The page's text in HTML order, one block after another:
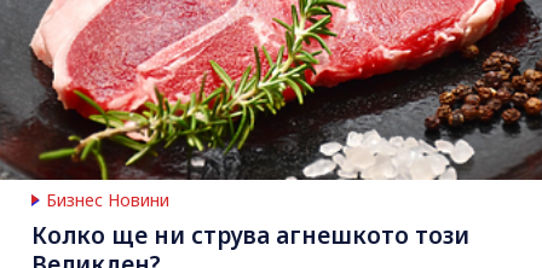
Бизнес Новини
Колко ще ни струва агнешкото този